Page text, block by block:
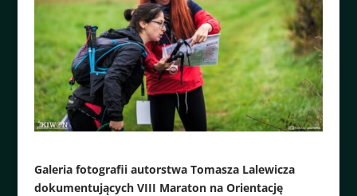
Galeria fotografii autorstwa Tomasza Lalewicza
dokumentujących VIII Maraton na Orientację